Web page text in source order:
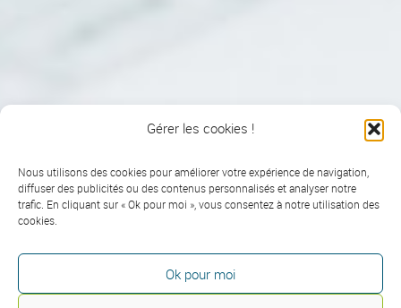
Gérer les cookies !
Nous utilisons des cookies pour améliorer votre expérience de navigation,
diffuser des publicités ou des contenus personnalisés et analyser notre
trafic. En cliquant sur « Ok pour moi », vous consentez à notre utilisation des
cookies.
Ok pour moi